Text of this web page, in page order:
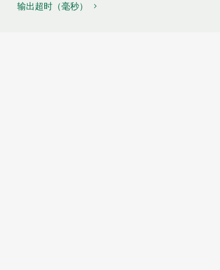
输出超时（毫秒）